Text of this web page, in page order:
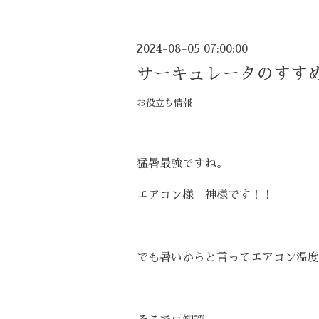
2024-08-05 07:00:00
サーキュレータのすす
お役立ち情報
猛暑最強ですね。
エアコン様 神様です！！
でも暑いからと言ってエアコン温